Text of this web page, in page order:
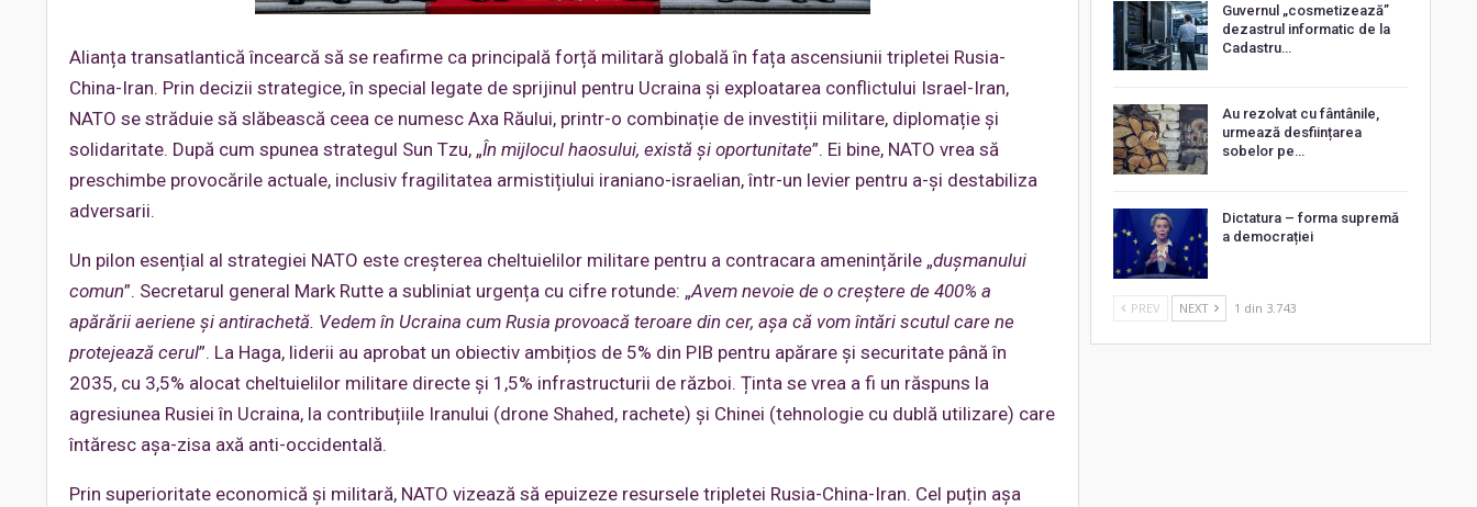
Alianța transatlantică încearcă să se reafirme ca principală forță militară globală în fața ascensiunii tripletei Rusia-
China-Iran. Prin decizii strategice, în special legate de sprijinul pentru Ucraina și exploatarea conflictului Israel-Iran,
NATO se străduie să slăbească ceea ce numesc Axa Răului, printr-o combinație de investiții militare, diplomație și
solidaritate. După cum spunea strategul Sun Tzu, „În mijlocul haosului, există și oportunitate”. Ei bine, NATO vrea să
preschimbe provocările actuale, inclusiv fragilitatea armistițiului iraniano-israelian, într-un levier pentru a-și destabiliza
adversarii.
Un pilon esențial al strategiei NATO este creșterea cheltuielilor militare pentru a contracara amenințările „dușmanului
comun”. Secretarul general Mark Rutte a subliniat urgența cu cifre rotunde: „Avem nevoie de o creștere de 400% a
apărării aeriene și antirachetă. Vedem în Ucraina cum Rusia provoacă teroare din cer, așa că vom întări scutul care ne
protejează cerul”. La Haga, liderii au aprobat un obiectiv ambițios de 5% din PIB pentru apărare și securitate până în
2035, cu 3,5% alocat cheltuielilor militare directe și 1,5% infrastructurii de război. Ținta se vrea a fi un răspuns la
agresiunea Rusiei în Ucraina, la contribuțiile Iranului (drone Shahed, rachete) și Chinei (tehnologie cu dublă utilizare) care
întăresc așa-zisa axă anti-occidentală.
Prin superioritate economică și militară, NATO vizează să epuizeze resursele tripletei Rusia-China-Iran. Cel puțin așa
Guvernul „cosmetizează”
dezastrul informatic de la
Cadastru…
Au rezolvat cu fântânile,
urmează desființarea
sobelor pe…
Dictatura – forma supremă
a democrației
PREV NEXT 1 din 3.743